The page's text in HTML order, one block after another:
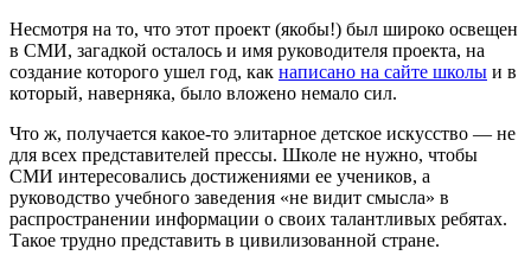
Несмотря на то, что этот проект (якобы!) был широко освещен
в СМИ, загадкой осталось и имя руководителя проекта, на
создание которого ушел год, как написано на сайте школы и в
который, наверняка, было вложено немало сил.
Что ж, получается какое-то элитарное детское искусство — не
для всех представителей прессы. Школе не нужно, чтобы
СМИ интересовались достижениями ее учеников, а
руководство учебного заведения «не видит смысла» в
распространении информации о своих талантливых ребятах.
Такое трудно представить в цивилизованной стране.